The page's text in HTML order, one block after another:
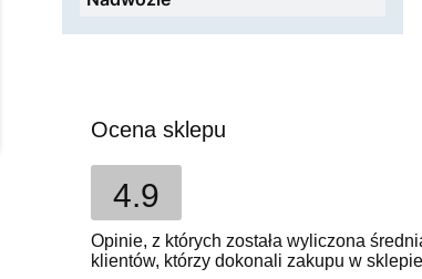
Ocena sklepu
4.9
Opinie, z których została wyliczona
klientów, którzy dokonali zakupu w